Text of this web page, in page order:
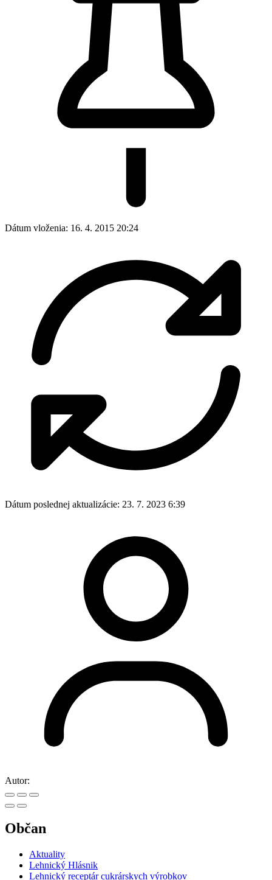
Dátum vloženia: 16. 4. 2015 20:24
Dátum poslednej aktualizácie: 23. 7. 2023 6:39
Autor:
Občan
Aktuality
Lehnický Hlásnik
Lehnický receptár cukrárskych výrobkov